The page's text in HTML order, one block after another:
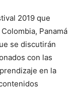
2019 que
Panamá
se discutirán
con las
en la